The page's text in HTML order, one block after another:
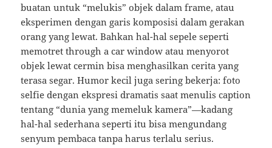
buatan untuk “melukis” objek dalam frame, atau
eksperimen dengan garis komposisi dalam gerakan
orang yang lewat. Bahkan hal-hal sepele seperti
memotret through a car window atau menyorot
objek lewat cermin bisa menghasilkan cerita yang
terasa segar. Humor kecil juga sering bekerja: foto
selfie dengan ekspresi dramatis saat menulis caption
tentang “dunia yang memeluk kamera”—kadang
hal-hal sederhana seperti itu bisa mengundang
senyum pembaca tanpa harus terlalu serius.